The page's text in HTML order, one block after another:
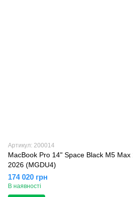
Артикул: 200014
MacBook Pro 14" Space Black M5
2026 (MGDU4)
174 020 грн
В наявності